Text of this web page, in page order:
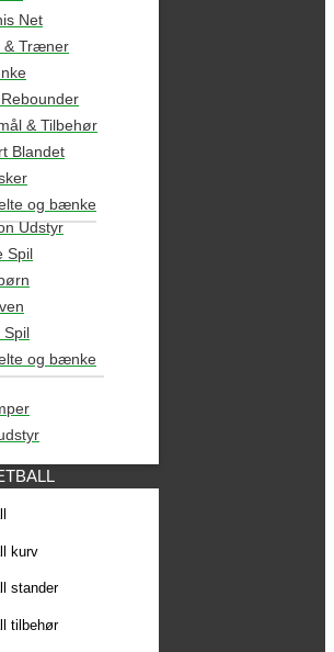
Net
& Træner
& Tilbehør
Blandet
og bænke
Udstyr
Spil
Spil
og bænke
kurv
stander
tilbehør